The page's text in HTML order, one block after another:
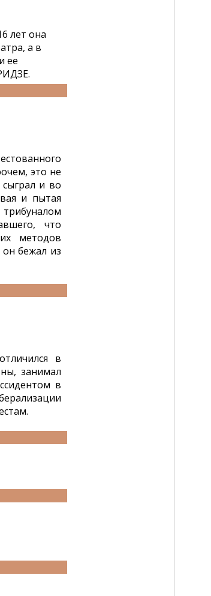
лет она
а в
ее
это не
и во
и пытая
что
методов
бежал из
в
занимал
в